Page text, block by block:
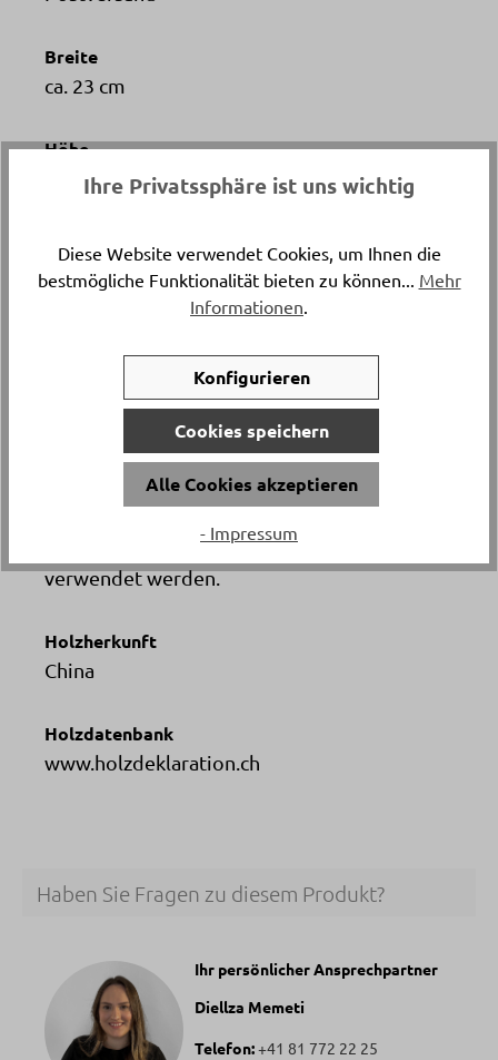
Breite
ca. 23 cm
Höhe
ca. 14 cm
Bambusholz Kunststoff
opalgrau, braun
inkl. Deckel
Deckel kann als Brotschneidebrett
verwendet werden.
Holzherkunft
China
Holzdatenbank
www.holzdeklaration.ch
Haben Sie Fragen zu diesem Produkt?
Ihr persönlicher Ansprechpartner
Diellza Memeti
Telefon:+41 81 772 22 25
Ihre Privatssphäre ist uns wichtig
Diese Website verwendet Cookies, um Ihnen die
bestmögliche Funktionalität bieten zu können... Mehr
Informationen
Konfigurieren
Cookies speichern
Alle Cookies akzeptieren
- Impressum